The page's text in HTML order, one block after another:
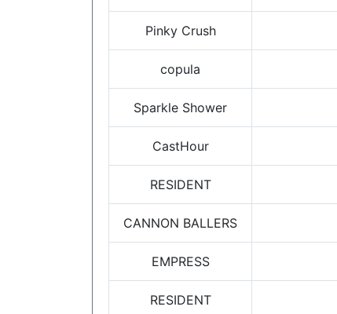
Pinky Crush
copula
Sparkle Shower
CastHour
RESIDENT
CANNON BALLERS
EMPRESS
RESIDENT